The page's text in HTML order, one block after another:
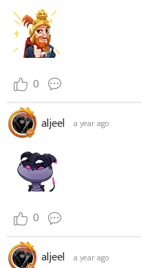
0
aljeel a year ago
0
aljeel a year ago